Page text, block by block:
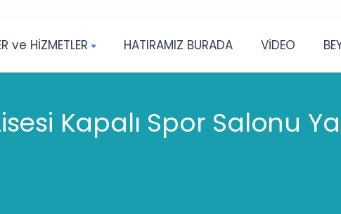
ve HİZMETLER HATIRAMIZ BURADA VİDEO
Kapalı Spor Salonu